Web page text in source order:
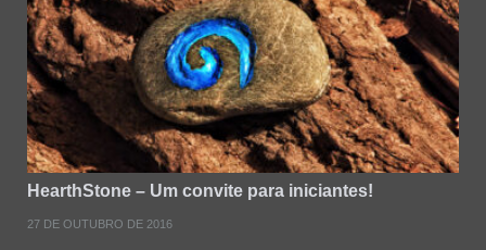
HearthStone – Um convite para iniciantes!
27 DE OUTUBRO DE 2016